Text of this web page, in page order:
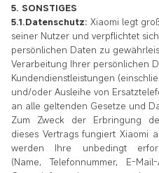
5. SONSTIGES
5.1.Datenschutz: Xiaomi legt
seiner Nutzer und verpflichtet
persönlichen Daten zu
Verarbeitung Ihrer persönlichen
Kundendienstleistungen
und/oder Ausleihe von
an alle geltenden Gesetze und
Zum Zweck der Erbringung
dieses Vertrags fungiert Xiaomi
werden Ihre unbedingt
(Name, Telefonnummer, E-